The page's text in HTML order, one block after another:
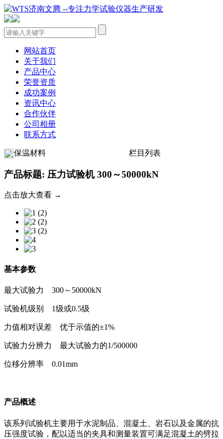
网站首页
关于我们
产品中心
荣誉资质
成功案例
资讯中心
合作伙伴
公司相册
联系方式
保温材料 栏目列表
产品标题: 压力试验机 300～50000kN
点击放大查看 →
基本参数
最大试验力 300～50000kN
试验机级别 1级或0.5级
力值相对误差 优于示值的±1%
试验力分辨力 最大试验力的1/500000
位移分辨率 0.01mm
产品概述
该系列试验机主要用于水泥制品、混凝土、岩石以及金属的抗
压强度试验，配以适当的夹具和测量装置可满足混凝土的劈拉